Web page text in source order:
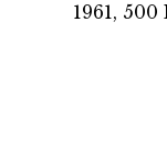
1961,